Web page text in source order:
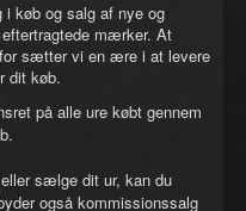
i køb og salg af nye og
mærker. At
sætter vi en ære i at levere
dit køb.
på alle ure købt gennem
sælge dit ur, kan du
også kommissionssalg